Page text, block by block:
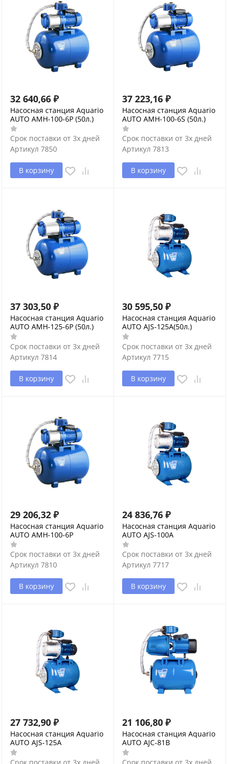
32 640,66 ₽
Насосная станция Aquario
AUTO AMH-100-6P (50л.)
Срок поставки от 3х дней
Артикул 7850
В корзину
37 223,16 ₽
Насосная станция Aquario
AUTO AMH-100-6S (50л.)
Срок поставки от 3х дней
Артикул 7813
В корзину
37 303,50 ₽
Насосная станция Aquario
AUTO AMH-125-6P (50л.)
Срок поставки от 3х дней
Артикул 7814
В корзину
30 595,50 ₽
Насосная станция Aquario
AUTO AJS-125A(50л.)
Срок поставки от 3х дней
Артикул 7715
В корзину
29 206,32 ₽
Насосная станция Aquario
AUTO AMH-100-6P
Срок поставки от 3х дней
Артикул 7810
В корзину
24 836,76 ₽
Насосная станция Aquario
AUTO AJS-100A
Срок поставки от 3х дней
Артикул 7717
В корзину
27 732,90 ₽
Насосная станция Aquario
AUTO AJS-125A
21 106,80 ₽
Насосная станция Aquario
AUTO AJC-81B